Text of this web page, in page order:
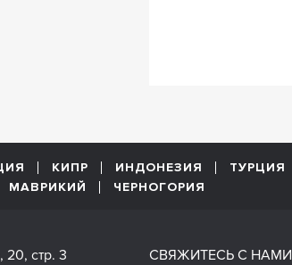
КИПР ИНДОНЕЗИЯ ТУРЦИЯ
МАВРИКИЙ ЧЕРНОГОРИЯ
20, стр. 3
СВЯЖИТЕСЬ С НАМИ